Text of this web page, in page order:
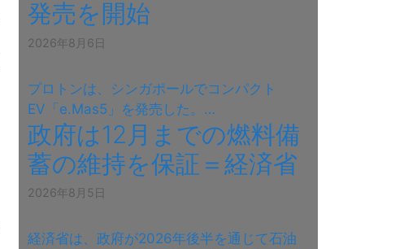
発売を開始
2026年8月6日
プロトンは、シンガポールでコンパクト
EV「e.Mas5」を発売した。…
政府は12月までの燃料備
蓄の維持を保証＝経済省
2026年8月5日
経済省は、政府が2026年後半を通じて石油